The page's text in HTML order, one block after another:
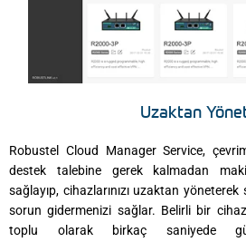
Uzaktan
Robustel Cloud Manager Service,
destek talebine gerek kalmadan
sağlayıp, cihazlarınızı uzaktan
sorun gidermenizi sağlar. Belirli bir
toplu olarak birkaç saniyede